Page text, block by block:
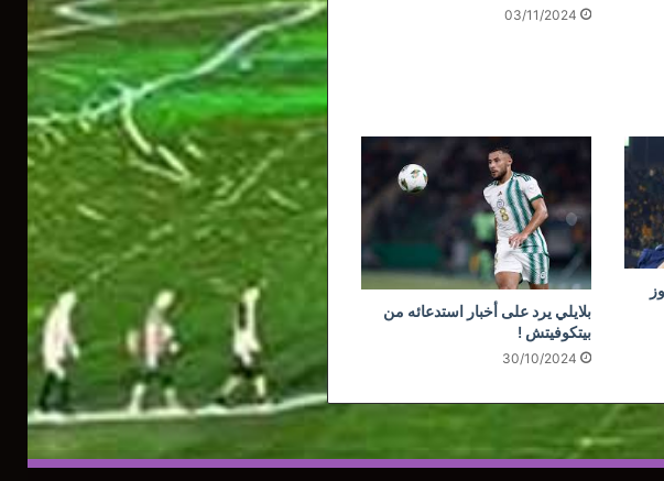
03/11/2024
بلايلي يرد على أخبار استدعائه من
بيتكوفيتش !
30/10/2024